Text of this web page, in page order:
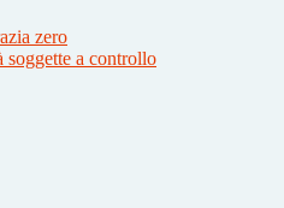
zero
soggette a controllo